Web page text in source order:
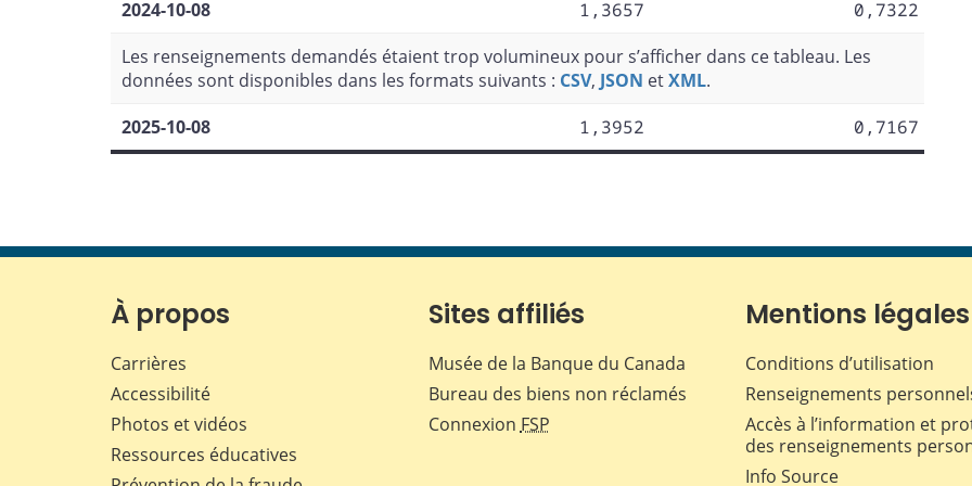
2024-10-08
1,3657
0,7322
Les renseignements demandés étaient trop volumineux pour s’afficher dans ce tableau. Les
données sont disponibles dans les formats suivants : CSV, JSON etXML.
2025-10-08
1,3952 0,7167
À propos
Carrières
Accessibilité
Photos et vidéos
Ressources éducatives
Sites affiliés
Musée de la Banque du Canada
Bureau des biens non réclamés
Connexion FSP
Mentions légales
Conditions d’utilisation
Renseignements
Accès à l’information et
des renseignements
Info Source